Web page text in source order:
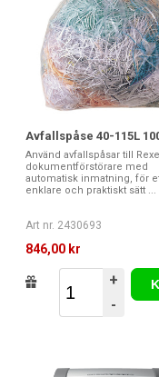
mängder information
kan du köpa
Rexel, Leitz och
prisklasser, storlekar
Avfallspåse 40-115L
Använd avfallspåsar till
dokumentförstörare med
automatisk inmatning, för
enklare och praktiskt sätt ...
Art nr. 2430693
846,00 kr
+
-